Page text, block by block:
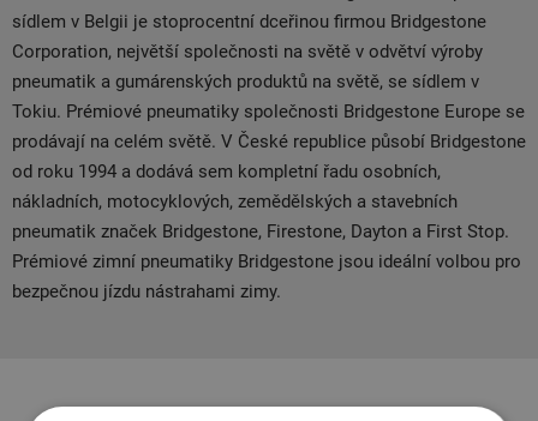
sídlem v Belgii je stoprocentní dceřinou firmou Bridgestone
Corporation, největší společnosti na světě v odvětví výroby
pneumatik a gumárenských produktů na světě, se sídlem v
Tokiu. Prémiové pneumatiky společnosti Bridgestone Europe se
prodávají na celém světě. V České republice působí Bridgestone
od roku 1994 a dodává sem kompletní řadu osobních,
nákladních, motocyklových, zemědělských a stavebních
pneumatik značek Bridgestone, Firestone, Dayton a First Stop.
Prémiové zimní pneumatiky Bridgestone jsou ideální volbou pro
bezpečnou jízdu nástrahami zimy.